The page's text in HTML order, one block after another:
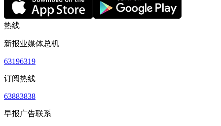
热线
新报业媒体总机
63196319
订阅热线
63883838
早报广告联系